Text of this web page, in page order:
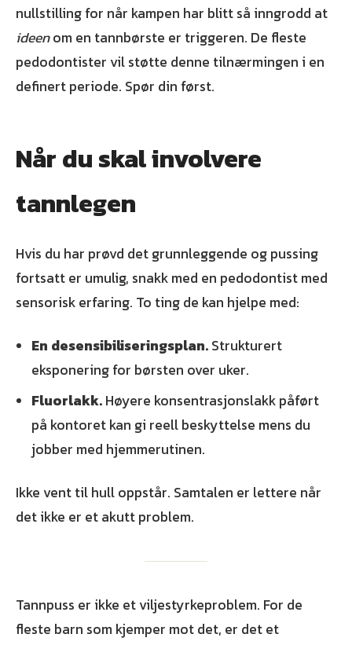
nullstilling for når kampen har blitt så inngrodd at
ideenom en tannbørste er triggeren. De fleste
pedodontister vil støtte denne tilnærmingen i en
definert periode. Spør din først.
Når du skal involvere
tannlegen
Hvis du har prøvd det grunnleggende og pussing
fortsatt er umulig, snakk med en pedodontist med
sensorisk erfaring. To ting de kan hjelpe med:
En desensibiliseringsplan.Strukturert
eksponering for børsten over uker.
Fluorlakk.Høyere konsentrasjonslakk påført
på kontoret kan gi reell beskyttelse mens du
jobber med hjemmerutinen.
Ikke vent til hull oppstår. Samtalen er lettere når
det ikke er et akutt problem.
Tannpuss er ikke et viljestyrkeproblem. For de
fleste barn som kjemper mot det, er det et